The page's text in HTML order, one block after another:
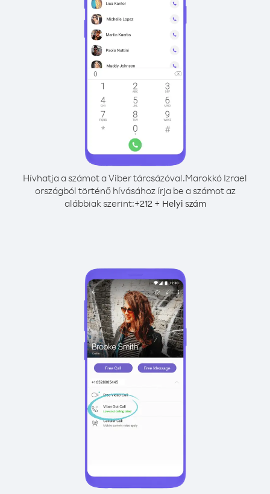
Hívhatja a számot a Viber tárcsázóval.Marokkó Izrael
országból történő hívásához írja be a számot az
alábbiak szerint:+212+ Helyi szám